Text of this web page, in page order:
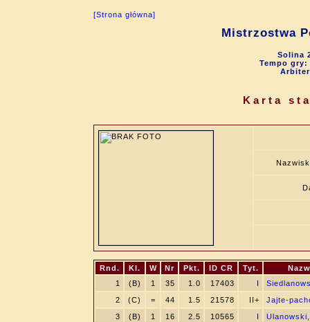
[Strona główna]
Mistrzostwa
Solina
Tempo gry:
Karta
Rnd. Kl. W Nr Pkt. ID CR Tyt.
1
(B) 1 35 1.0 17403 I
2
(C) = 44 1.5 21578 II+
Jajte-
3
(B) 1 16 2.5 10565 I